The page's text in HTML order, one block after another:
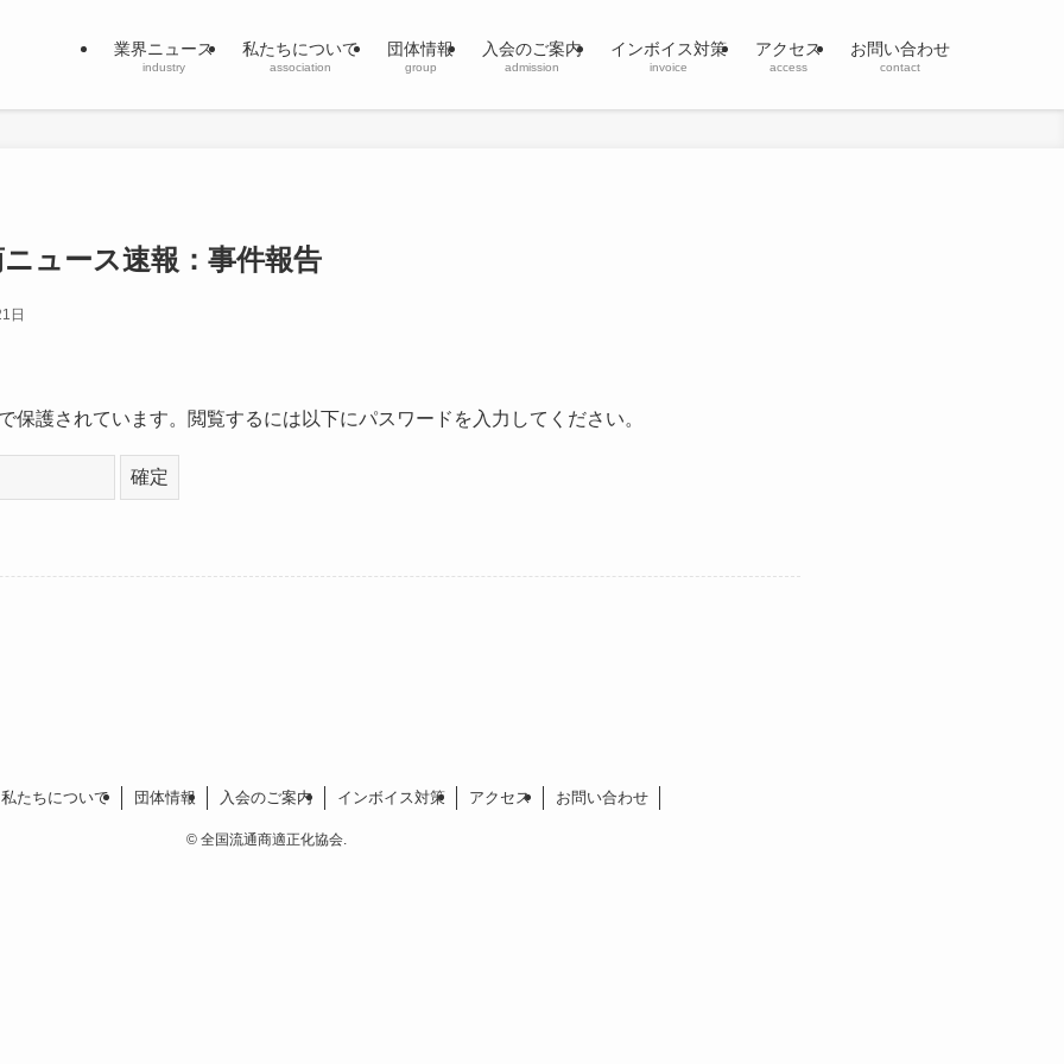
業界ニュース
industry
私たちについて
association
団体情報
group
入会のご案内
admission
インボイス対策
invoice
アクセス
access
お問い合わせ
contact
ュース速報：事件報告
日
保護されています。閲覧するには以下にパスワードを入力してください。
私たちについて 団体情報 入会のご案内 インボイス対策 アクセス お問い合わせ
©全国流通商適正化協会.